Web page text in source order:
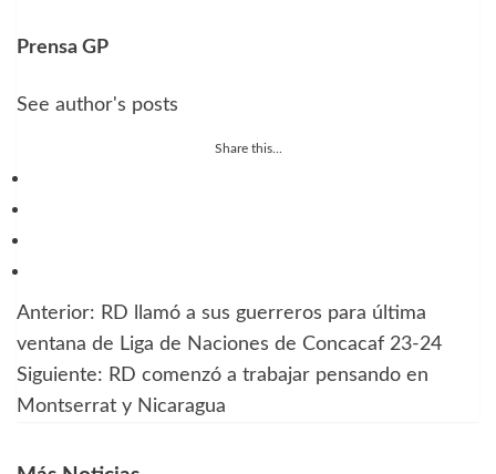
Prensa GP
See author's posts
Share this...
Navegación
de
entradas
Anterior: RD llamó a sus guerreros para última
ventana de Liga de Naciones de Concacaf 23-24
Siguiente: RD comenzó a trabajar pensando en
Montserrat y Nicaragua